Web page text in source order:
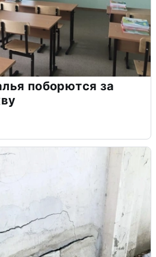
поборются за